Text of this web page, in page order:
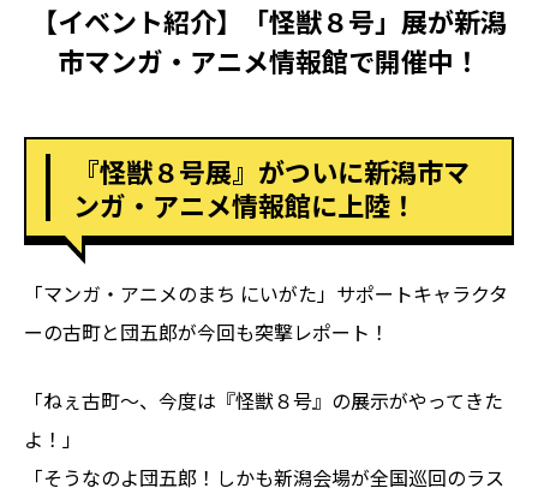
【イベント紹介】「怪獣８号」展が新潟
市マンガ・アニメ情報館で開催中！
『怪獣８号展』がついに新潟市マ
ンガ・アニメ情報館に上陸！
「マンガ・アニメのまち にいがた」サポートキャラクタ
ーの古町と団五郎が今回も突撃レポート！
「ねぇ古町～、今度は『怪獣８号』の展示がやってきた
よ！」
「そうなのよ団五郎！しかも新潟会場が全国巡回のラス